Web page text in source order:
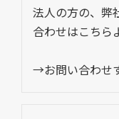
法人の方の、弊
合わせはこちら
→お問い合わせ